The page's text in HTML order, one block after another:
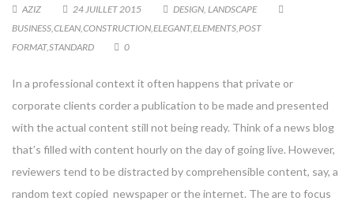
AZIZ 24 JUILLET 2015 DESIGN, LANDSCAPE
BUSINESS,CLEAN,CONSTRUCTION,ELEGANT,ELEMENTS,POST
FORMAT,STANDARD 0
In a professional context it often happens that private or
corporate clients corder a publication to be made and presented
with the actual content still not being ready. Think of a news blog
that’s filled with content hourly on the day of going live. However,
reviewers tend to be distracted by comprehensible content, say, a
random text copied newspaper or the internet. The are to focus